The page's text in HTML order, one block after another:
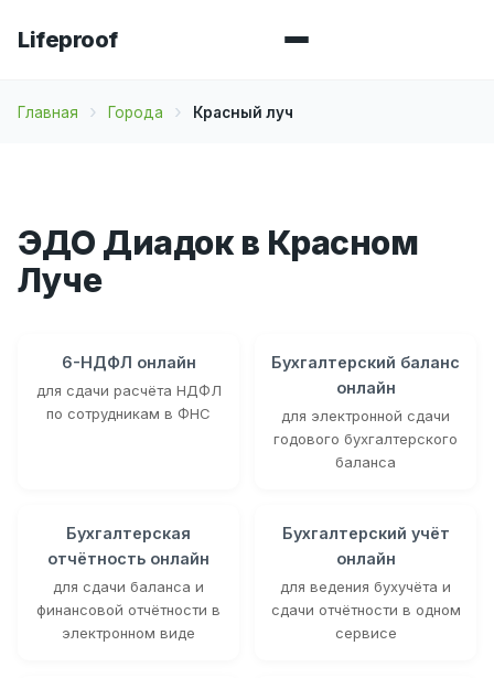
Lifeproof
Главная Города Красный луч
ЭДО Диадок в Красном
Луче
6-НДФЛ онлайн
для сдачи расчёта НДФЛ
по сотрудникам в ФНС
Бухгалтерский баланс
онлайн
для электронной сдачи
годового бухгалтерского
баланса
Бухгалтерская
отчётность онлайн
для сдачи баланса и
финансовой отчётности в
электронном виде
Бухгалтерский учёт
онлайн
для ведения бухучёта и
сдачи отчётности в одном
сервисе